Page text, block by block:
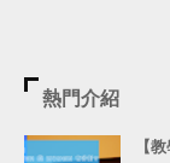
熱門介紹
【